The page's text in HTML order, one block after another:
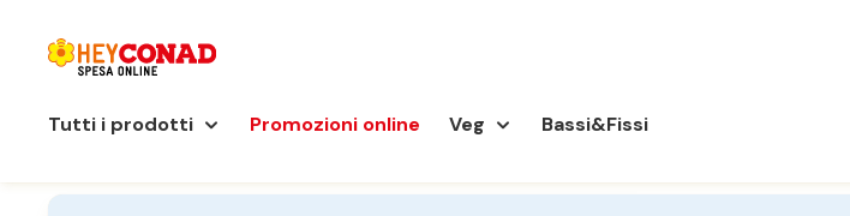
Tutti i prodotti Promozioni online Veg Bassi&Fissi